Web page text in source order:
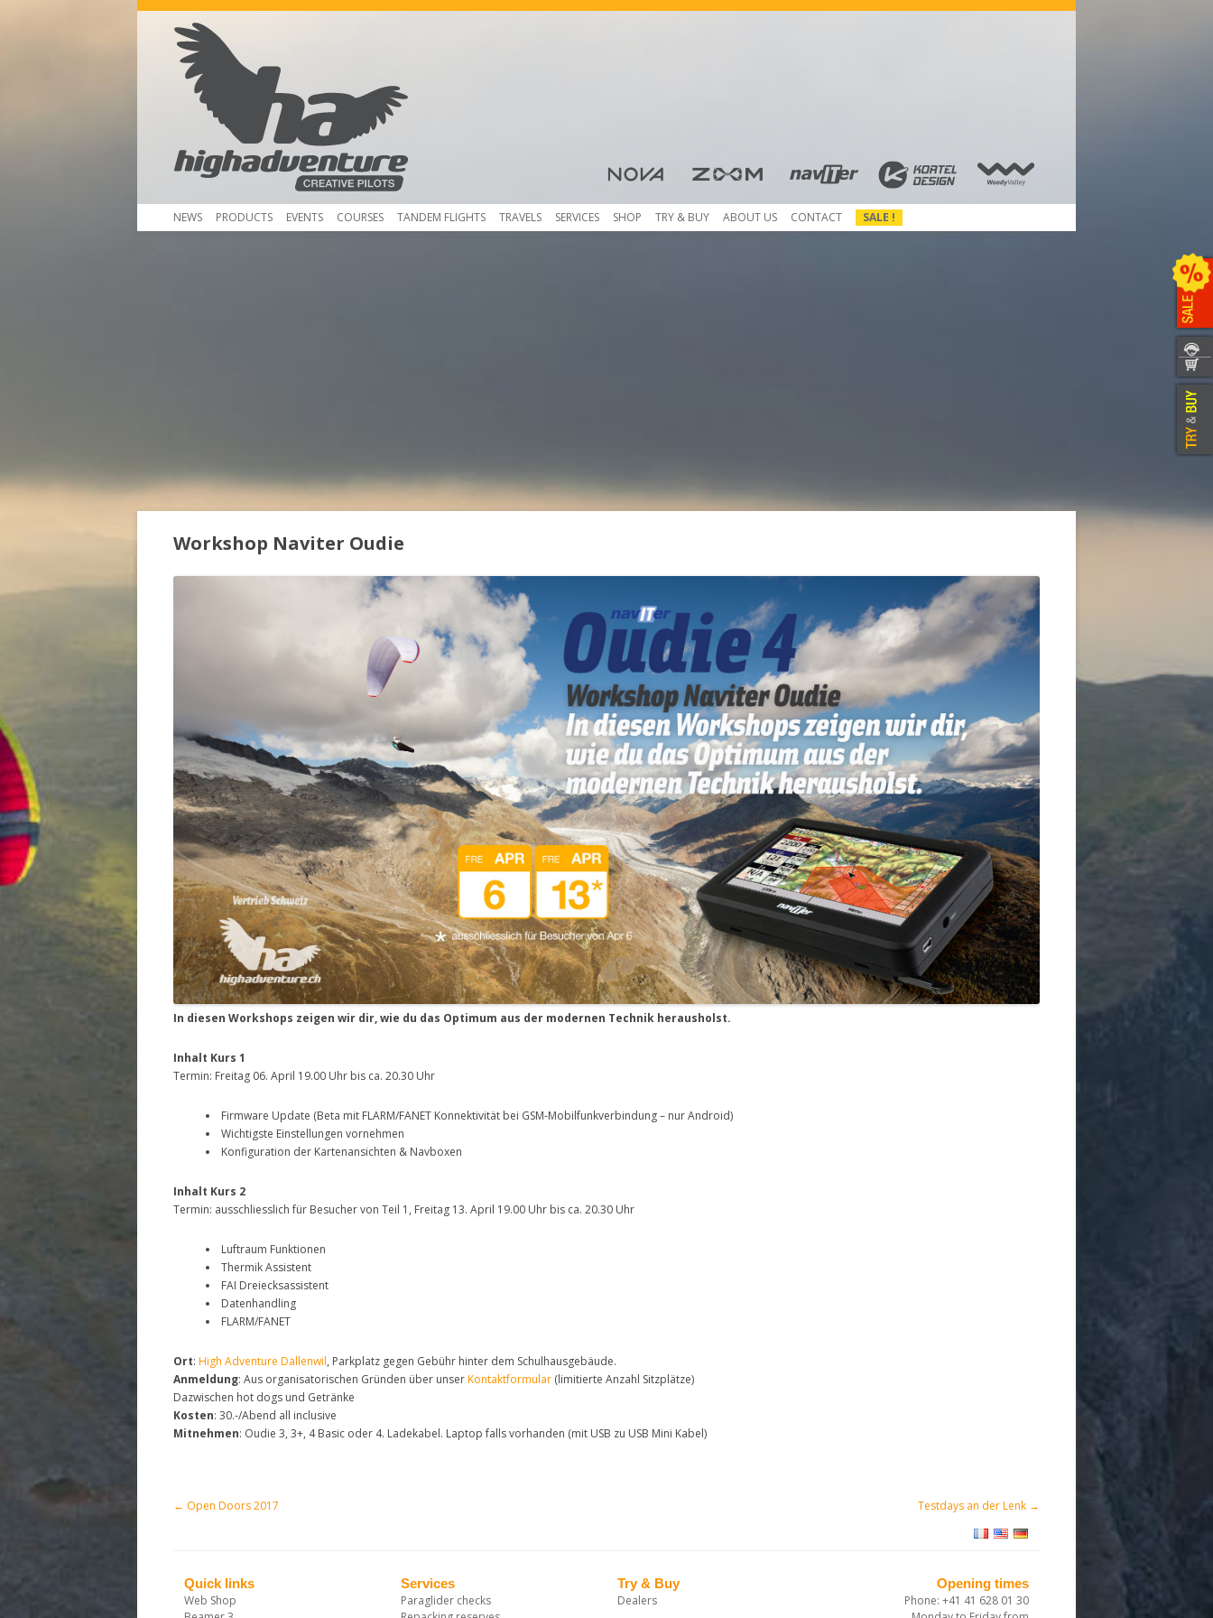
Skip to content
NEWS PRODUCTS EVENTS COURSES TANDEM FLIGHTS TRAVELS SERVICES SHOP TRY & BUY ABOUT US CONTACT SALE !
Workshop Naviter Oudie
In diesen Workshops zeigen wir dir, wie du das Optimum aus der modernen Technik herausholst.
Inhalt Kurs 1
Termin: Freitag 06. April 19.00 Uhr bis ca. 20.30 Uhr
Firmware Update (Beta mit FLARM/FANET Konnektivität bei GSM-Mobilfunkverbindung – nur Android)
Wichtigste Einstellungen vornehmen
Konfiguration der Kartenansichten & Navboxen
Inhalt Kurs 2
Termin: ausschliesslich für Besucher von Teil 1, Freitag 13. April 19.00 Uhr bis ca. 20.30 Uhr
Luftraum Funktionen
Thermik Assistent
FAI Dreiecksassistent
Datenhandling
FLARM/FANET
Ort: High Adventure Dallenwil, Parkplatz gegen Gebühr hinter dem Schulhausgebäude.
Anmeldung: Aus organisatorischen Gründen über unserKontaktformular (limitierte Anzahl Sitzplätze)
Dazwischen hot dogs und Getränke
Kosten: 30.-/Abend all inclusive
Mitnehmen: Oudie 3, 3+, 4 Basic oder 4. Ladekabel. Laptop falls vorhanden (mit USB zu USB Mini Kabel)
Post navigation
← Open Doors 2017 Testdays an der Lenk →
Quick links
Web Shop
Services
Paraglider checks
Try & Buy
Dealers
Opening times
Phone: +41 41 628 01 30